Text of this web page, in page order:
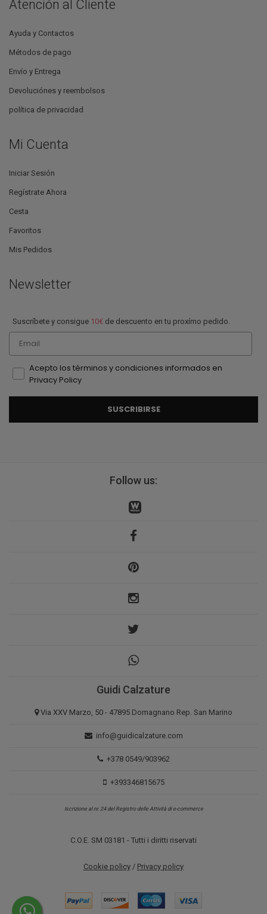
Atención al Cliente
Ayuda y Contactos
Métodos de pago
Envío y Entrega
Devoluciónes y reembolsos
política de privacidad
Mi Cuenta
Iniciar Sesión
Regístrate Ahora
Cesta
Favoritos
Mis Pedidos
Newsletter
Suscríbete y consigue 10€ de descuento en tu proxímo pedido.
Email
Acepto los términos y condiciones informados en
Privacy Policy
SUSCRIBIRSE
Follow us:
Guidi Calzature
Via XXV Marzo, 50 - 47895 Domagnano Rep. San Marino
info@guidicalzature.com
+378 0549/903962
+393346815675
Iscrizione al nr. 24 del Registro delle Attività di e-commerce
C.O.E. SM 03181 - Tutti i diritti riservati
Cookie policy / Privacy policy